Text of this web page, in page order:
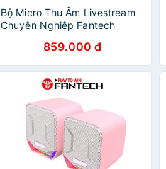
Bộ Micro Thu Âm Livestream
Chuyên Nghiệp Fantech
Thanh Chất Lượng Cao
859.000 đ